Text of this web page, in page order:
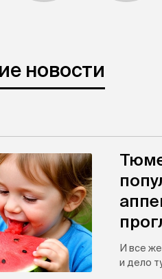
новости
И все
и дело